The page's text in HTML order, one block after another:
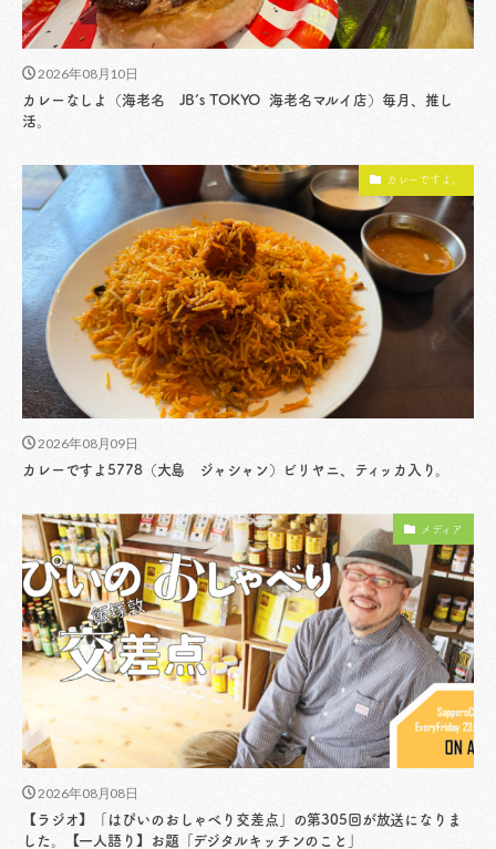
2026年08月10日
カレーなしよ（海老名 JB’s TOKYO 海老名マルイ店）毎月、推し
活。
カレーですよ。
2026年08月09日
カレーですよ5778（大島 ジャシャン）ビリヤニ、ティッカ入り。
メディア
2026年08月08日
【ラジオ】「はぴいのおしゃべり交差点」の第305回が放送になりま
した。【一人語り】お題「デジタルキッチンのこと」